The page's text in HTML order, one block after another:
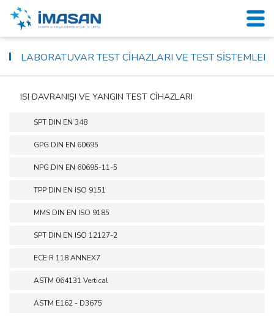
LABORATUVAR TEST CİHAZLARI VE TEST SİSTEMLERİ
SPT DIN EN 348
GPG DIN EN 60695
NPG DIN EN 60695-11-5
TPP DIN EN ISO 9151
MMS DIN EN ISO 9185
SPT DIN EN ISO 12127-2
ECE R 118 ANNEX7
ASTM 064131 Vertical
ASTM E162 - D3675
ISI DAVRANIŞI VE YANGIN TEST CİHAZLARI